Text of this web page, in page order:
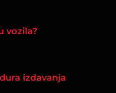
vozila?
izdavanja